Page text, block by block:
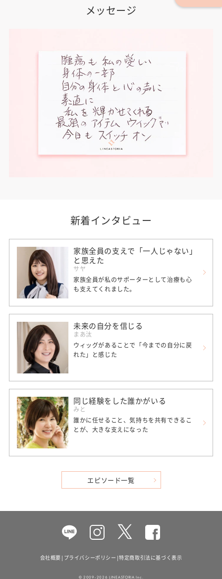
メッセージ
新着インタビュー
家族全員の支えで「一人じゃない」
と思えた
サヤ
家族全員が私のサポーターとして治療も心
も支えてくれました。
未来の自分を信じる
まあ汰
ウィッグがあることで「今までの自分に戻
れた」と感じた
同じ経験をした誰かがいる
みと
誰かに任せること、気持ちを共有できるこ
とが、大きな支えになった
エピソード一覧
Facebook
会社概要 プライバシーポリシー |特定商取引法に基づく表示
© 2009-2026 LINEASTORIA Inc.